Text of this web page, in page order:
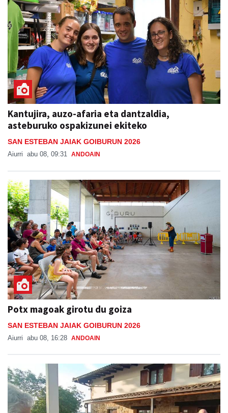
Kantujira, auzo-afaria eta dantzaldia,
asteburuko ospakizunei ekiteko
SAN ESTEBAN JAIAK GOIBURUN 2026
Aiurri abu 08, 09:31 ANDOAIN
Potx magoak girotu du goiza
SAN ESTEBAN JAIAK GOIBURUN 2026
Aiurri abu 08, 16:28 ANDOAIN